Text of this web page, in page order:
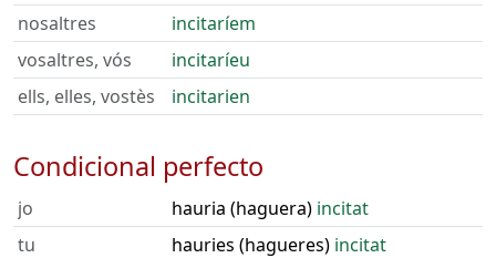
nosaltres
incitaríem
vosaltres, vós
incitaríeu
ells, elles, vostès
incitarien
Condicional perfecto
jo hauria (haguera) incitat
tu
hauries (hagueres) incitat